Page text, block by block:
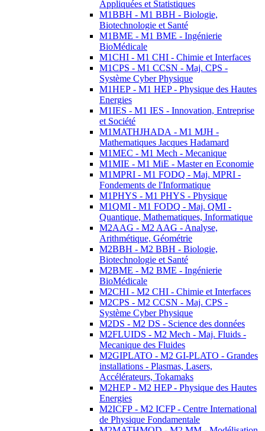
Appliquées et Statistiques
M1BBH - M1 BBH - Biologie,
Biotechnologie et Santé
M1BME - M1 BME - Ingénierie
BioMédicale
M1CHI - M1 CHI - Chimie et Interfaces
M1CPS - M1 CCSN - Maj. CPS -
Système Cyber Physique
M1HEP - M1 HEP - Physique des Hautes
Energies
M1IES - M1 IES - Innovation, Entreprise
et Société
M1MATHJHADA - M1 MJH -
Mathematiques Jacques Hadamard
M1MEC - M1 Mech - Mecanique
M1MIE - M1 MiE - Master en Economie
M1MPRI - M1 FODQ - Maj. MPRI -
Fondements de l'Informatique
M1PHYS - M1 PHYS - Physique
M1QMI - M1 FODQ - Maj. QMI -
Quantique, Mathematiques, Informatique
M2AAG - M2 AAG - Analyse,
Arithmétique, Géométrie
M2BBH - M2 BBH - Biologie,
Biotechnologie et Santé
M2BME - M2 BME - Ingénierie
BioMédicale
M2CHI - M2 CHI - Chimie et Interfaces
M2CPS - M2 CCSN - Maj. CPS -
Système Cyber Physique
M2DS - M2 DS - Science des données
M2FLUIDS - M2 Mech - Maj. Fluids -
Mecanique des Fluides
M2GIPLATO - M2 GI-PLATO - Grandes
installations - Plasmas, Lasers,
Accélérateurs, Tokamaks
M2HEP - M2 HEP - Physique des Hautes
Energies
M2ICFP - M2 ICFP - Centre International
de Physique Fondamentale